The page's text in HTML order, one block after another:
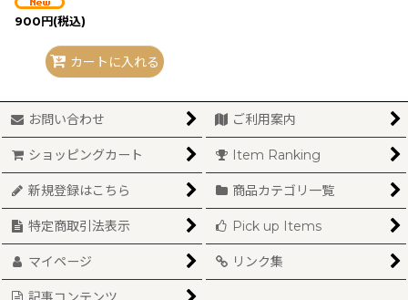
900円(税込)
カートに入れる
お問い合わせ ご利用案内
ショッピングカート Item Ranking
新規登録はこちら 商品カテゴリ一覧
特定商取引法表示 Pick up Items
マイページ リンク集